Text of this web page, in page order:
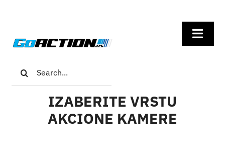
content
Home
Search
for:
IZABERITE VRSTU
AKCIONE KAMERE